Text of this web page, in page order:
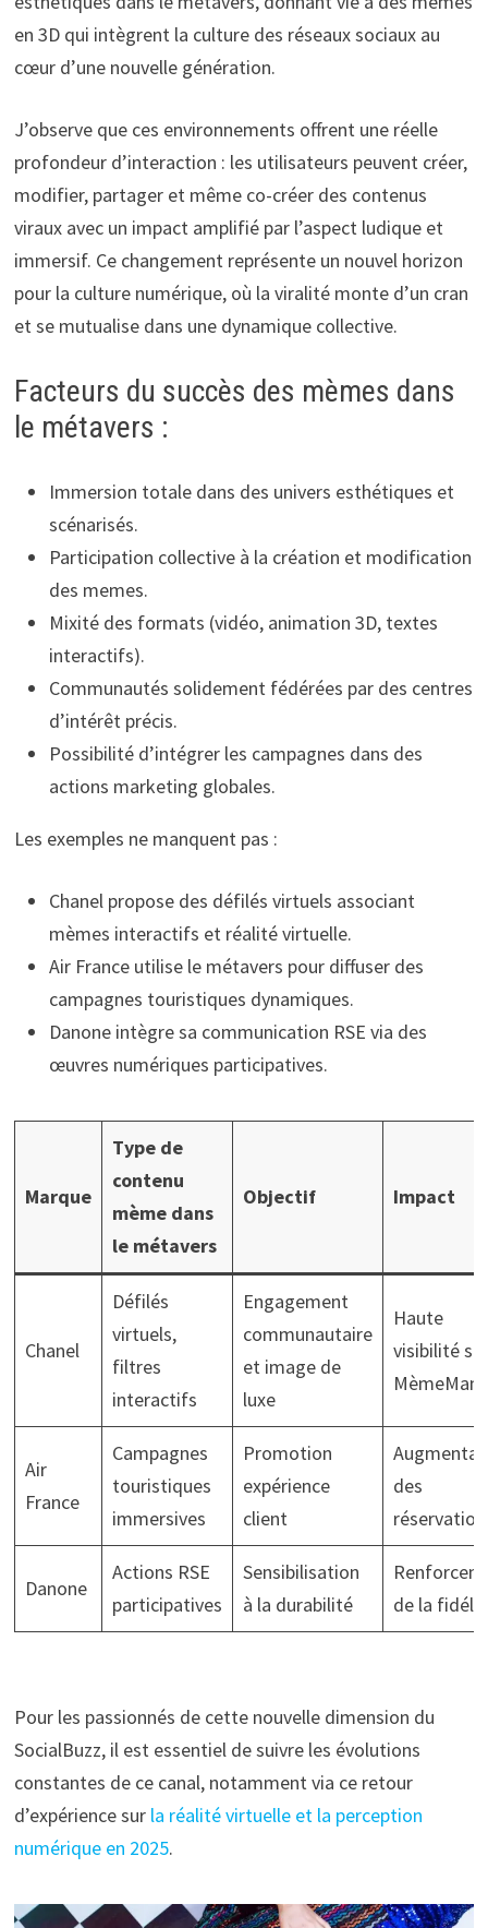
en 3D qui intègrent la culture des réseaux sociaux au
cœur d’une nouvelle génération.
J’observe que ces environnements offrent une réelle
profondeur d’interaction : les utilisateurs peuvent créer,
modifier, partager et même co-créer des contenus
viraux avec un impact amplifié par l’aspect ludique et
immersif. Ce changement représente un nouvel horizon
pour la culture numérique, où la viralité monte d’un cran
et se mutualise dans une dynamique collective.
Facteurs du succès des mèmes dans
le métavers :
Immersion totale dans des univers esthétiques et
scénarisés.
Participation collective à la création et modification
des memes.
Mixité des formats (vidéo, animation 3D, textes
interactifs).
Communautés solidement fédérées par des centres
d’intérêt précis.
Possibilité d’intégrer les campagnes dans des
actions marketing globales.
Les exemples ne manquent pas :
Chanel propose des défilés virtuels associant
mèmes interactifs et réalité virtuelle.
Air France utilise le métavers pour diffuser des
campagnes touristiques dynamiques.
Danone intègre sa communication RSE via des
œuvres numériques participatives.
Marque
Type de
contenu
mème dans
le métavers
Objectif Impact
Chanel
Défilés
virtuels,
filtres
interactifs
Engagement
communautaire
et image de
luxe
Haute
visibilité sur
Air
France
Campagnes
touristiques
immersives
Promotion
expérience
client
des
Danone
Actions RSE
participatives
Sensibilisation
à la durabilité
de la
Pour les passionnés de cette nouvelle dimension du
SocialBuzz, il est essentiel de suivre les évolutions
constantes de ce canal, notamment via ce retour
d’expérience sur la réalité virtuelle et la perception
numérique en 2025.